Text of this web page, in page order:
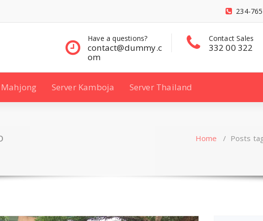
234-
Contact Sales
332 00 322
Contact Sales
332 00 322
Mahjong Server Kamboja Server Thailand
Home / Posts